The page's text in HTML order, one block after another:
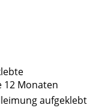
12 Monaten
aufgeklebt